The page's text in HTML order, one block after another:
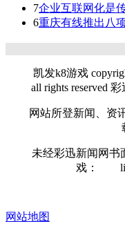
7企业互联网化是
6重庆有线推出八
凯发k8游戏 copyright
all rights reserved
网站所登新闻、资讯
未经彩迅新闻网书面
戏：
网站地图